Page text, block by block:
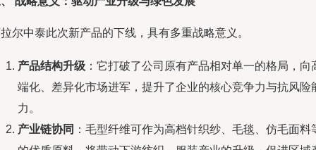
尔中泰此次新产品的下线，具有多重战略意义。
产品结构升级 ：它打破了公司原有产品相对单一的格局，向
端化、差异化市场进军，提升了企业的核心竞争力与抗风险
力。
产业链协同 ：毛型纤维可作为高档针织纱、毛毯、仿毛面料